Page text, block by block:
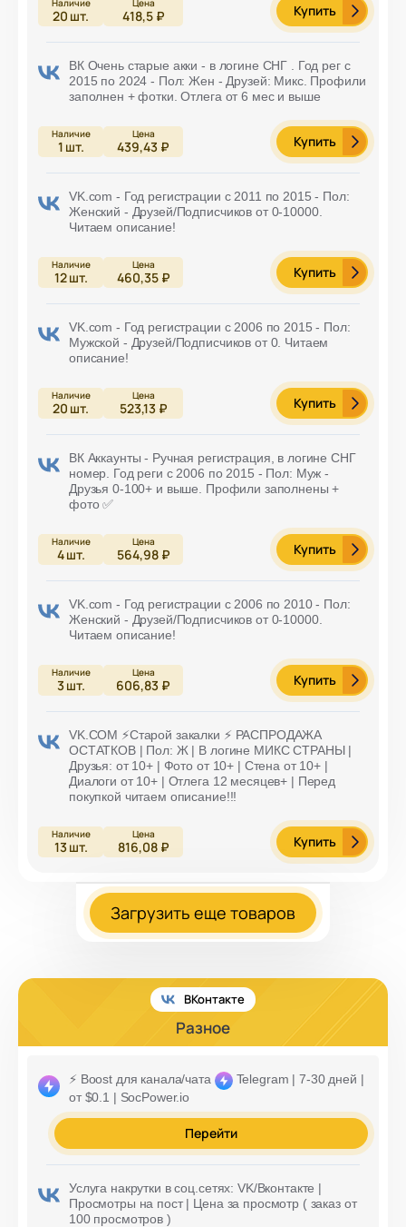
20 шт. 418,5 ₽ Купить
ВК Очень старые акки - в логине СНГ . Год рег с
2015 по 2024 - Пол: Жен - Друзей: Микс. Профили
заполнен + фотки. Отлега от 6 мес и выше
1 шт. 439,43 ₽ Купить
VK.com - Год регистрации с 2011 по 2015 - Пол:
Женский - Друзей/Подписчиков от 0-10000.
Читаем описание!
12шт. 460,35 ₽ Купить
VK.com - Год регистрации с 2006 по 2015 - Пол:
Мужской - Друзей/Подписчиков от 0. Читаем
описание!
20 шт. 523,13 ₽ Купить
ВК Аккаунты - Ручная регистрация, в логине СНГ
номер. Год реги с 2006 по 2015 - Пол: Муж -
Друзья 0-100+ и выше. Профили заполнены +
фото ✅
4шт. 564,98 ₽ Купить
VK.com - Год регистрации с 2006 по 2010 - Пол:
Женский - Друзей/Подписчиков от 0-10000.
Читаем описание!
3шт. 606,83 ₽ Купить
VK.COM ⚡️Старой закалки ⚡️ РАСПРОДАЖА
ОСТАТКОВ | Пол: Ж | В логине МИКС СТРАНЫ |
Друзья: от 10+ | Фото от 10+ | Стена от 10+ |
Диалоги от 10+ | Отлега 12 месяцев+ | Перед
покупкой читаем описание!!!
13шт. 816,08 ₽ Купить
Загрузить еще товаров
ВКонтакте
Разное
⚡️ Boost для канала/чата
Telegram | 7-30 дней |
от $0.1 | SocPower.io
Перейти
Услуга накрутки в соц.сетях: VK/Вконтакте |
Просмотры на пост | Цена за просмотр ( заказ от
100 просмотров )